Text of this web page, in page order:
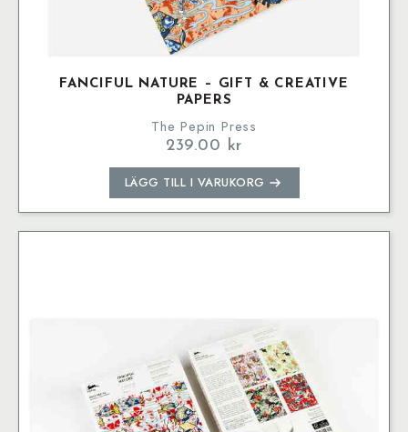
FANCIFUL NATURE – GIFT & CREATIVE
PAPERS
The Pepin Press
239.00 kr
LÄGG TILL I VARUKORG